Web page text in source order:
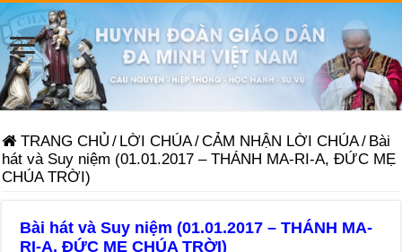
TRANG CHỦ / LỜI CHÚA/CẢM NHẬN LỜI CHÚA/ Bài
hát và Suy niệm (01.01.2017 – THÁNH MA-RI-A, ĐỨC MẸ
CHÚA TRỜI)
Bài hát và Suy niệm (01.01.2017 – THÁNH MA-
RI-A, ĐỨC MẸ CHÚA TRỜI)